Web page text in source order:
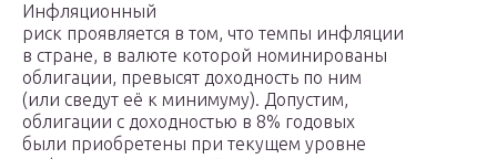
Инфляционный
риск проявляется в том, что темпы инфляции
в стране, в валюте которой номинированы
облигации, превысят доходность по ним
(или сведут её к минимуму). Допустим,
облигации с доходностью в 8% годовых
были приобретены при текущем уровне